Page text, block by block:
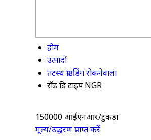
होम
उत्पादों
तटस्थ ग्राउंडिंग रोकनेवाला
रॉड ग्रिड टाइप NGR
150000 आईएनआर/टुकड़ा
मूल्य/उद्धरण प्राप्त करें